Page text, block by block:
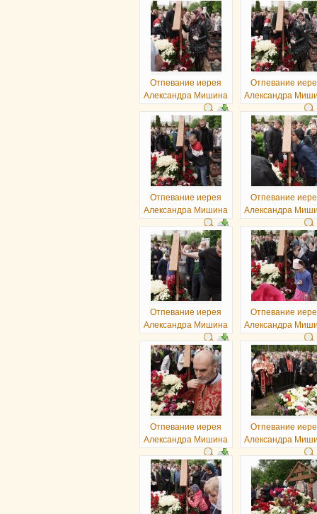
Отпевание иерея
Александра Мишина
Отпевание
Александра
Отпевание иерея
Александра Мишина
Отпевание
Александра
Отпевание иерея
Александра Мишина
Отпевание
Александра
Отпевание иерея
Александра Мишина
Отпевание
Александра